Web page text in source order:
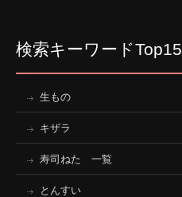
検索キーワードTop15
生もの
キザラ
寿司ねた 一覧
とんすい